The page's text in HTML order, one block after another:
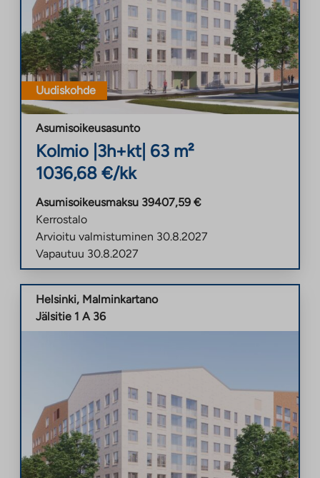
Uudiskohde
Asumisoikeusasunto
Kolmio 3h+kt| 63 m²
1036,68 €/kk
Asumisoikeusmaksu 39407,59 €
Kerrostalo
Arvioitu valmistuminen 30.8.2027
Vapautuu 30.8.2027
Helsinki, Malminkartano
Jälsitie 1 A 36